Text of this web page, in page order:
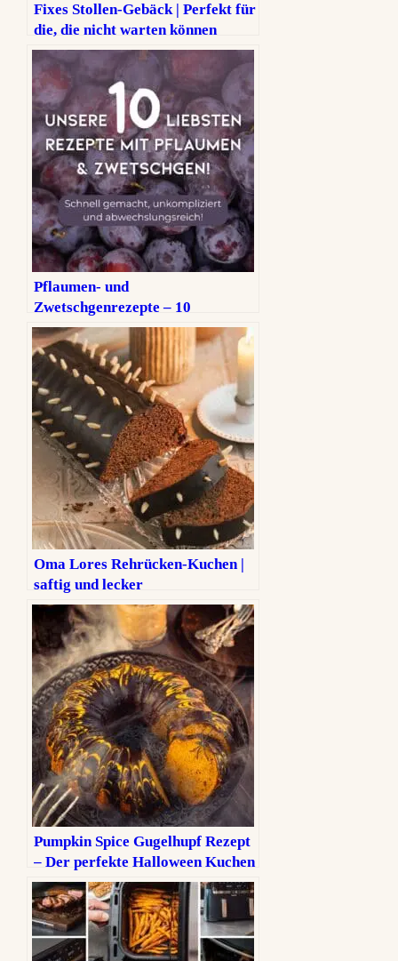
Fixes Stollen-Gebäck | Perfekt für
die, die nicht warten können
Pflaumen‑ und
Zwetschgenrezepte – 10
Lieblingsrezepte für den
Spätsommer
Oma Lores Rehrücken-Kuchen |
saftig und lecker
Pumpkin Spice Gugelhupf Rezept
– Der perfekte Halloween Kuchen